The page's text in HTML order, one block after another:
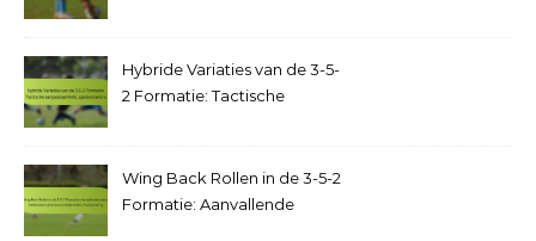
Hybride Variaties van de 3-5-
2 Formatie: Tactische
Wing Back Rollen in de 3-5-2
Formatie: Aanvallende